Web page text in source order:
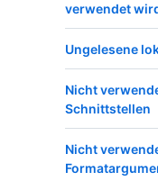
verwendet
Ungelesene
Nicht
Schnittstellen
Nicht